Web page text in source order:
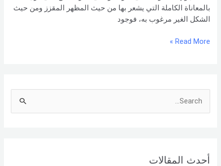
بالمعاناة الكاملة التي يشعر بها من حيث المظهر المقزز ومن حيث
الشكل الغير مرغوب به، فوجود
Read More »
cأحدث المقالات